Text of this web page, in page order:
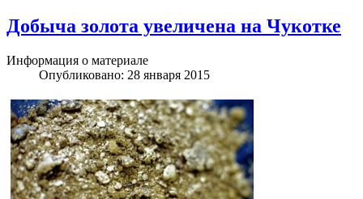
Добыча золота увеличена на Чукотке
Информация о материале
Опубликовано: 28 января 2015